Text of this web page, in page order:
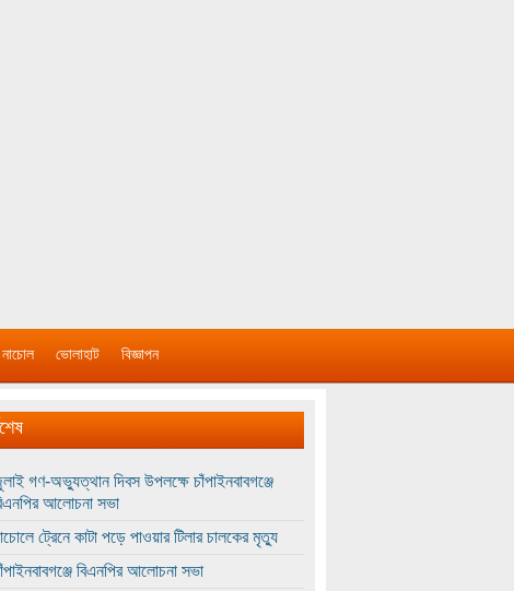
নাচোল ভোলাহাট বিজ্ঞাপন
গণ-অভ্যুত্থান দিবস উপলক্ষে চাঁপাইনবাবগঞ্জে
আলোচনা সভা
ট্রেনে কাটা পড়ে পাওয়ার টিলার চালকের মৃত্যু
বিএনপির আলোচনা সভা